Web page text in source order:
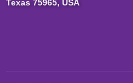
Texas 75965, USA